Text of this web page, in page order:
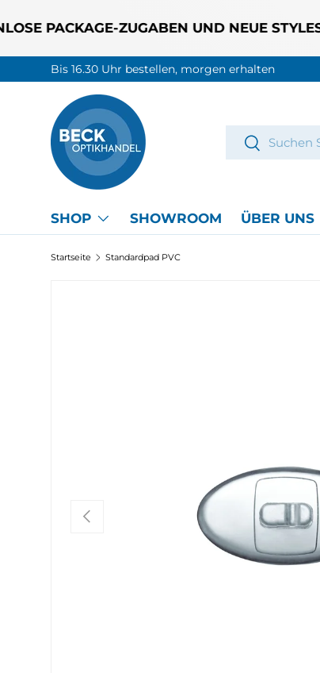
DIREKT ZUM INHALT
PACKAGE-ZUGABEN UND NEUE STYLES –
30 Tage
Suchen
Suchen
SHOP SHOWROOM ÜBER UNS
Startseite Standardpad PVC
VORHERIGE